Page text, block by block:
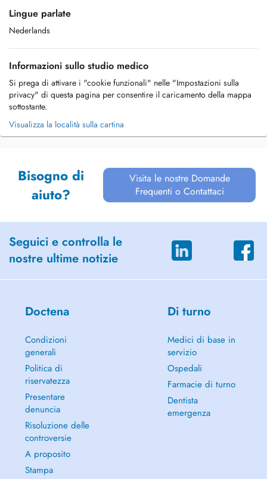
Lingue parlate
Nederlands
Informazioni sullo studio medico
Si prega di attivare i "cookie funzionali" nelle "Impostazioni sulla
privacy" di questa pagina per consentire il caricamento della mappa
sottostante.
Visualizza la località sulla cartina
Bisogno di
aiuto?
Visita le nostre Domande
Frequenti o Contattaci
Seguici e controlla le
nostre ultime notizie
Doctena
Condizioni
generali
Politica di
riservatezza
Presentare
denuncia
Risoluzione delle
controversie
A proposito
Stampa
Di turno
Medici di base in
servizio
Ospedali
Farmacie di turno
Dentista
emergenza